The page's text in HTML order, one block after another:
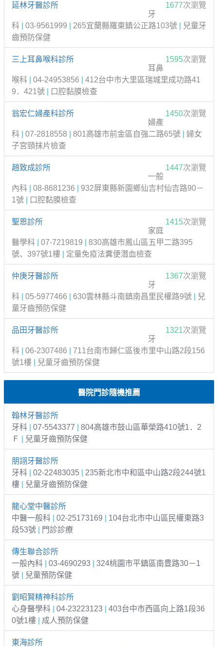
延林牙醫診所 1677次瀏覽
牙
科
03-9561999 265宜蘭縣羅東鎮公正路103號
兒童牙
齒預防保健
三上耳鼻喉科診所 1595次瀏覽
耳鼻
喉科
04-24953856
412台中市大里區瑞城里成功路41
9．421號
口腔黏膜檢查
翁宏仁婦產科診所 1450次瀏覽
婦產
科
07-2818558 801高雄市前金區自強二路65號
婦女
子宮頸抹片檢查
趙致成診所 1447次瀏覽
一般
內科
08-8681236
932屏東縣新園鄉仙吉村仙吉路90－
1號
口腔黏膜檢查
聖恩診所 1415次瀏覽
家庭
醫學科
07-7219819
830高雄市鳳山區五甲二路395
號、397號1樓
定量免疫法糞便潛血檢查
仲庚牙醫診所 1367次瀏覽
牙
科
05-5977466 630雲林縣斗南鎮南昌里民權路9號
兒
童牙齒預防保健
品田牙醫診所 1321次瀏覽
牙
科
06-2307486
711台南市歸仁區後市里中山路2段156
號1樓
兒童牙齒預防保健
醫院門診隨機推薦
翰林牙醫診所
牙科
07-5543377
804高雄市鼓山區華榮路410號1．2
Ｆ
兒童牙齒預防保健
朋詡牙醫診所
牙科
02-22483035
235新北市中和區中山路2段244號1
樓
兒童牙齒預防保健
龍心堂中醫診所
中醫一般科
02-25173169
104台北市中山區民權東路3
段53號
門診診療
傳生聯合診所
一般內科
03-4690293
324桃園市平鎮區南豊路30－1
號
兒童預防保健
劉昭賢精神科診所
心身醫學科
04-23223123
403台中市西區向上路1段36
0號1樓
成人預防保健
東海診所